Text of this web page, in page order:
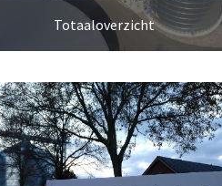
Totaaloverzicht